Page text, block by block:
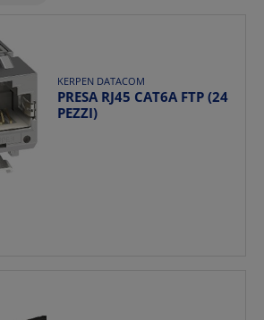
KERPEN DATACOM
PRESA RJ45 CAT6A FTP (24
PEZZI)